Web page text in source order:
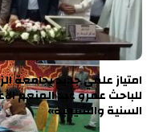
امتياز علمي جديد بجامعة
للباحث عمرو عبد المنعم
السنية والشيعية»